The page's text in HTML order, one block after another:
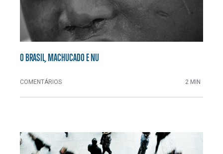
O BRASIL, MACHUCADO E NU
COMENTÁRIOS 2 MIN